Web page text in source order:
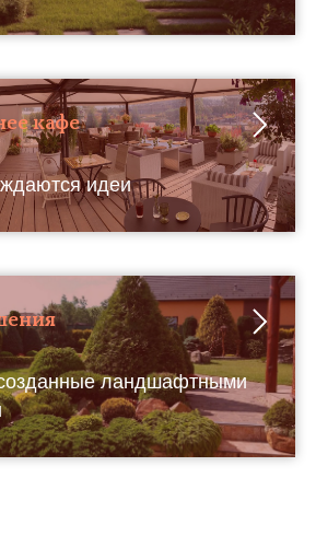
кафе
идеи
ландшафтными